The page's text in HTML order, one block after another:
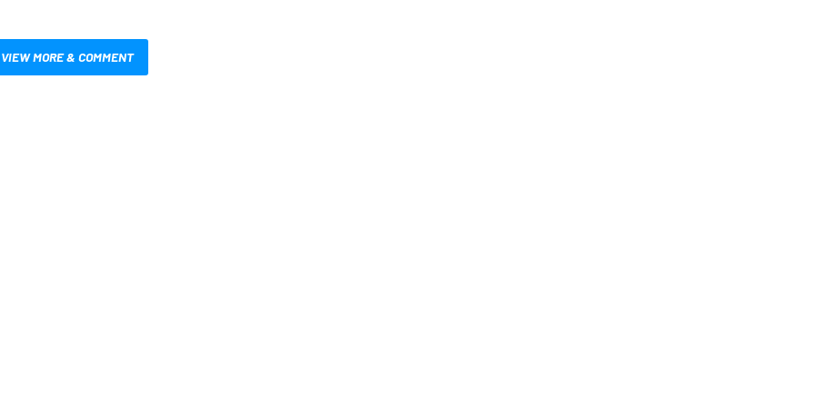
VIEW MORE & COMMENT